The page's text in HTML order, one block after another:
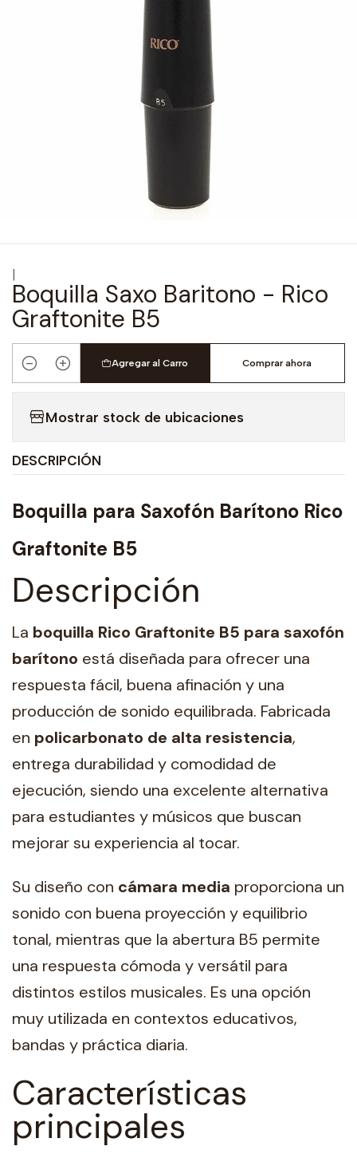
|
Boquilla Saxo Baritono - Rico
Graftonite B5
Cantidad
Agregar al Carro Comprar ahora
Mostrar stock de ubicaciones
DESCRIPCIÓN
Boquilla para Saxofón Barítono Rico
Graftonite B5
Descripción
La boquilla Rico Graftonite B5 para saxofón
barítono está diseñada para ofrecer una
respuesta fácil, buena afinación y una
producción de sonido equilibrada. Fabricada
en policarbonato de alta resistencia,
entrega durabilidad y comodidad de
ejecución, siendo una excelente alternativa
para estudiantes y músicos que buscan
mejorar su experiencia al tocar.
Su diseño con cámara media proporciona un
sonido con buena proyección y equilibrio
tonal, mientras que la abertura B5 permite
una respuesta cómoda y versátil para
distintos estilos musicales. Es una opción
muy utilizada en contextos educativos,
bandas y práctica diaria.
Características
principales